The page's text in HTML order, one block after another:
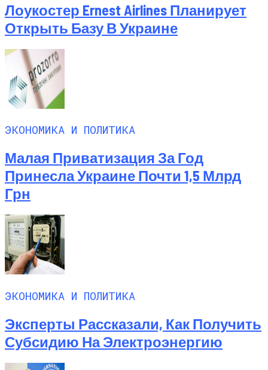
Лоукостер Ernest Airlines Планирует
Открыть Базу В Украине
ЭКОНОМИКА И ПОЛИТИКА
Малая Приватизация За Год
Принесла Украине Почти 1,5 Млрд
Грн
ЭКОНОМИКА И ПОЛИТИКА
Эксперты Рассказали, Как Получить
Субсидию На Электроэнергию